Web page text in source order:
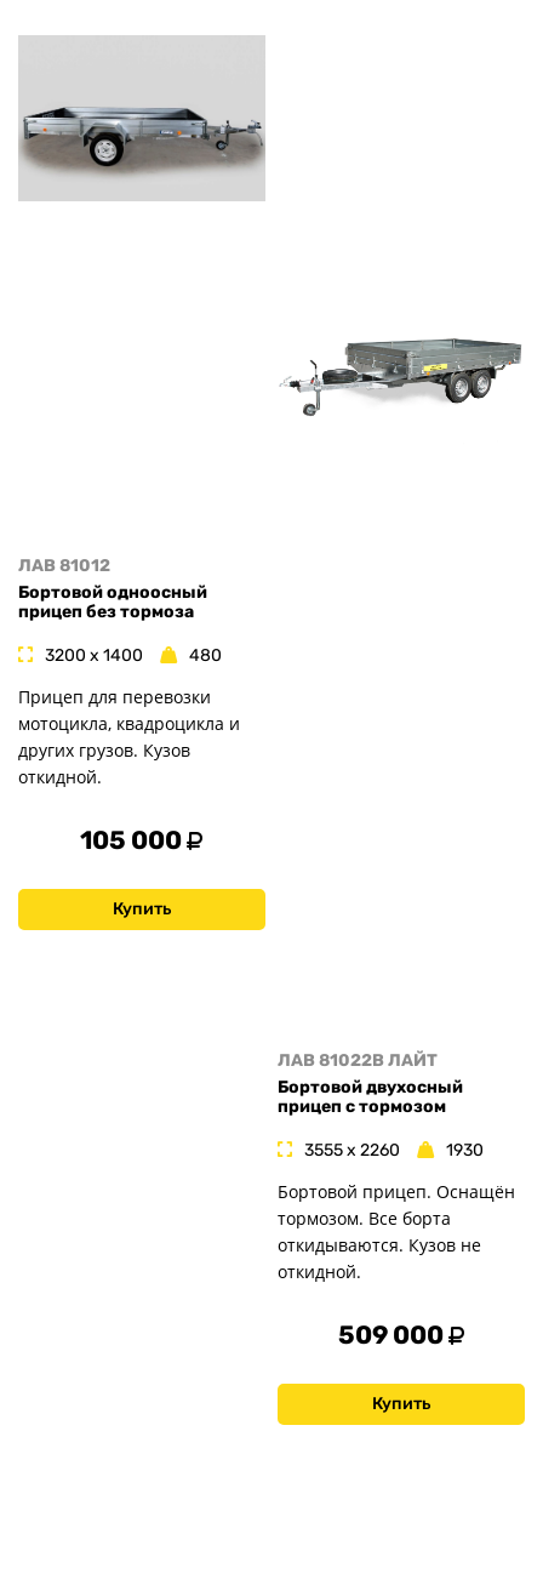
ЛАВ 81012
Бортовой одноосный
прицеп без тормоза
3200 x 1400 480
Прицеп для перевозки
мотоцикла, квадроцикла и
других грузов. Кузов
откидной.
105 000
Купить
ЛАВ 81022B ЛАЙТ
Бортовой двухосный
прицеп с тормозом
3555 x 2260 1930
Бортовой прицеп. Оснащён
тормозом. Все борта
откидываются. Кузов не
откидной.
509 000
Купить